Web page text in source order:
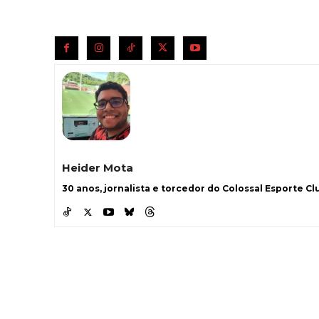
Heider Mota
30 anos, jornalista e torcedor do Colossal Esporte